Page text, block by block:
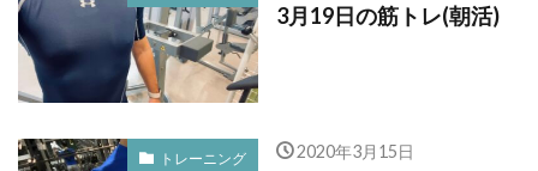
3月19日の筋トレ(朝活)
トレーニング 2020年3月15日